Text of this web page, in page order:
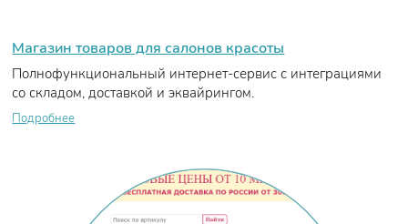
Магазин товаров для салонов красоты
Полнофункциональный интернет-сервис с интеграциями
со складом, доставкой и эквайрингом.
Подробнее